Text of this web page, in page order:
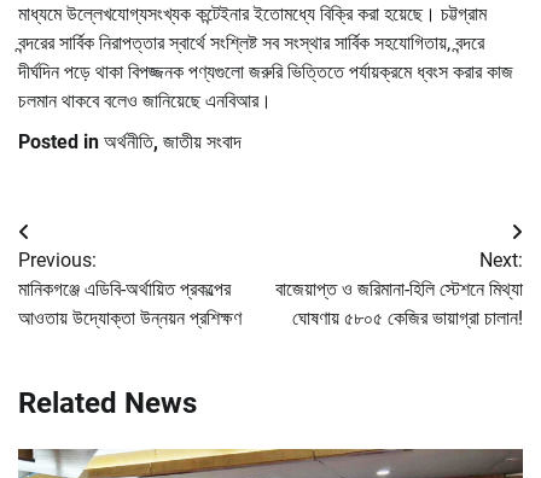
মাধ্যমে উল্লেখযোগ্যসংখ্যক কন্টেইনার ইতোমধ্যে বিক্রি করা হয়েছে। চট্টগ্রাম
বন্দরের সার্বিক নিরাপত্তার স্বার্থে সংশ্লিষ্ট সব সংস্থার সার্বিক সহযোগিতায়, বন্দরে
দীর্ঘদিন পড়ে থাকা বিপজ্জনক পণ্যগুলো জরুরি ভিত্তিতে পর্যায়ক্রমে ধ্বংস করার কাজ
চলমান থাকবে বলেও জানিয়েছে এনবিআর।
Posted in অর্থনীতি, জাতীয় সংবাদ
Post
navigation
Previous:
মানিকগঞ্জে এডিবি-অর্থায়িত প্রকল্পের
আওতায় উদ্যোক্তা উন্নয়ন প্রশিক্ষণ
Next:
বাজেয়াপ্ত ও জরিমানা-হিলি স্টেশনে মিথ্যা
ঘোষণায় ৫৮০৫ কেজির ভায়াগ্রা চালান!
Related News